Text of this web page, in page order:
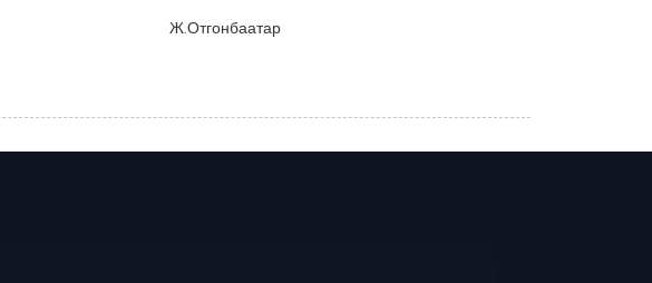
Ж.Отгонбаатар